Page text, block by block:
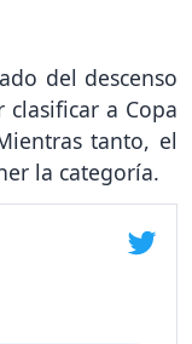
del descenso
a Copa
tanto, el
la categoría.